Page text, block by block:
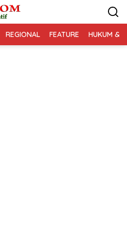
REGIONAL FEATURE HUKUM &